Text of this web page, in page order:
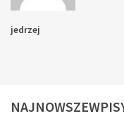
jedrzej